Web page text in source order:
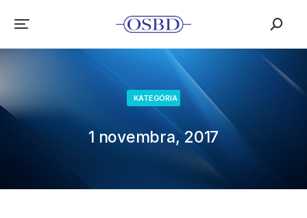
KATEGÓRIA
1 novembra, 2017